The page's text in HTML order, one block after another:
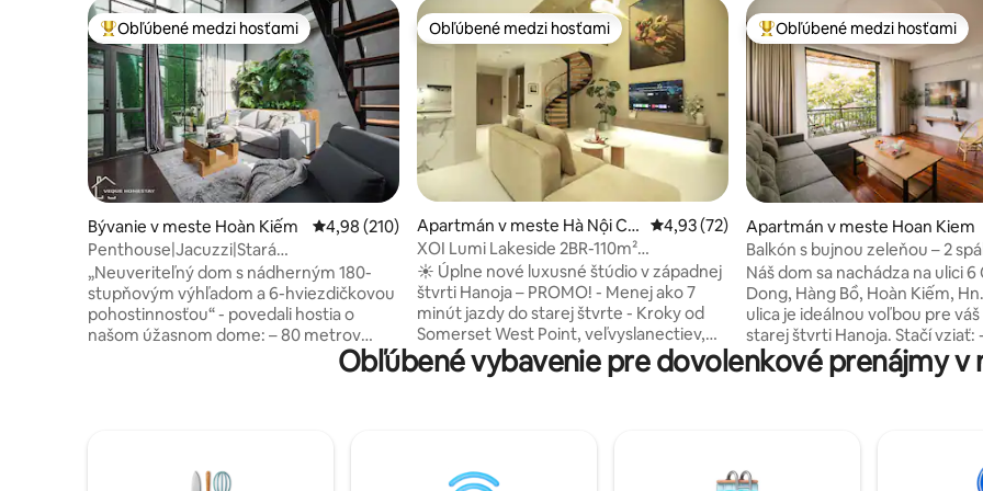
Najobľúbenejšie medzi hosťami
Obľúbené medzi hosťami
Bývanie v meste Hoàn Kiếm Priemerné ohodnotenie 4,98 z 5, počet hodnotení: 210
4,98 (210)
Penthouse|Jacuzzi|Stará
štvrť|Kuchyňa|Netflix|TV
„Neuveriteľný dom s nádherným 180-
stupňovým výhľadom a 6-hviezdičkovou
pohostinnosťou“ - povedali hostia o
našom úžasnom dome: – 80 metrov
chôdze do centra mesta – 10 minút
Obľúbené medzi hosťami
Obľúbené medzi hosťami
Apartmán v meste Hà Nội Cit
y
Priemerné ohodnotenie 4,93 z 5, počet
4,93 (72)
XOI Lumi Lakeside 2BR-110m²
Duplex|Kuchyňa @Center
☀ Úplne nové luxusné štúdio v západnej
štvrti Hanoja – PROMO! - Menej ako 7
minút jazdy do starej štvrte - Kroky od
Somerset West Point, veľvyslanectiev,
kaviarní a najlepších reštaurácií - Luxusná
budova s mramorovou vstupnou halou,
hviezdičková pohostinnosť! Zľavy na
Najobľúbenejšie medzi hosťami
Obľúbené medzi hosťami
Apartmán v meste Hoan Kiem
Balkón s bujnou zeleňou – 2
výťah – centrum, Ha Noi, Stará
Náš dom sa nachádza na ulici 6
Dong, Hàng Bồ, Hoàn Kiếm,
ulica je ideálnou voľbou pre
starej štvrti Hanoja. Stačí vziať: - 35 minút
od medzinárodného letiska
minút chôdze od kaviarne Train,
Water Pulpet. Dom pre 6 osôb
moderným štýlom interiéru
Obľúbené vybavenie pre dovolenkové prenájmy v